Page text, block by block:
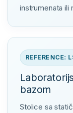
instrumenata ili
REFERENCE:
bazom
Stolice sa